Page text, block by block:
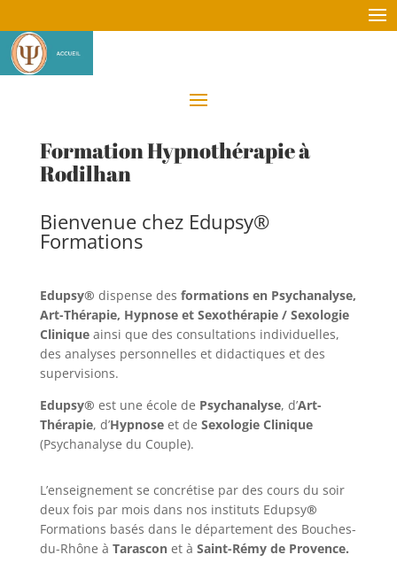
Formation Hypnothérapie à
Rodilhan
Bienvenue chez Edupsy®
Formations
Edupsy® dispense des formations en Psychanalyse,
Art-Thérapie, Hypnose et Sexothérapie / Sexologie
Cliniqueainsi que des consultations individuelles,
des analyses personnelles et didactiques et des
supervisions.
Edupsy® est une école de Psychanalyse, d’Art-
Thérapie, d’Hypnoseet de Sexologie Clinique
(Psychanalyse du Couple).
L’enseignement se concrétise par des cours du soir
deux fois par mois dans nos instituts Edupsy®
Formations basés dans le département des Bouches-
du-Rhône à Tarasconet à Saint-Rémy de Provence.